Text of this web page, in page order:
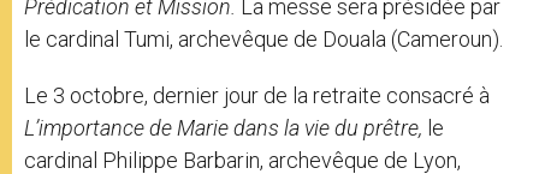
Prédication et Mission. La messe sera présidée par
le cardinal Tumi, archevêque de Douala (Cameroun).
Le 3 octobre, dernier jour de la retraite consacré à
L’importance de Marie dans la vie du prêtre, le
cardinal Philippe Barbarin, archevêque de Lyon,